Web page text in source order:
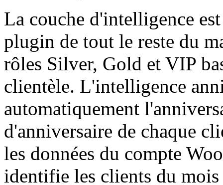
La couche d'intelligence
plugin de tout le reste du
rôles Silver, Gold et VIP
clientèle. L'intelligence
automatiquement
d'anniversaire de chaque
les données du compte
identifie les clients du